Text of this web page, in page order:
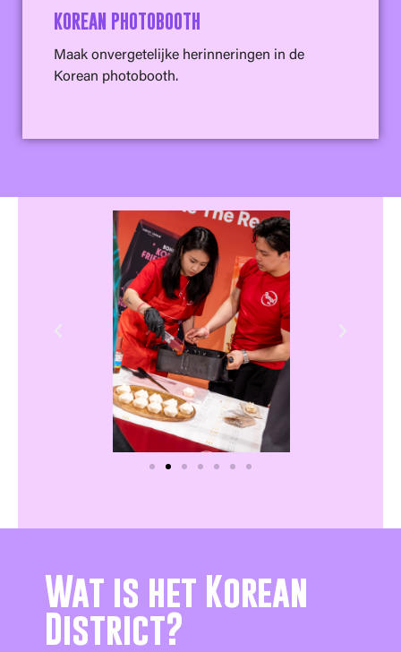
KOREAN PHOTOBOOTH
Maak onvergetelijke herinneringen in de
Korean photobooth.
Wat is het Korean
District?